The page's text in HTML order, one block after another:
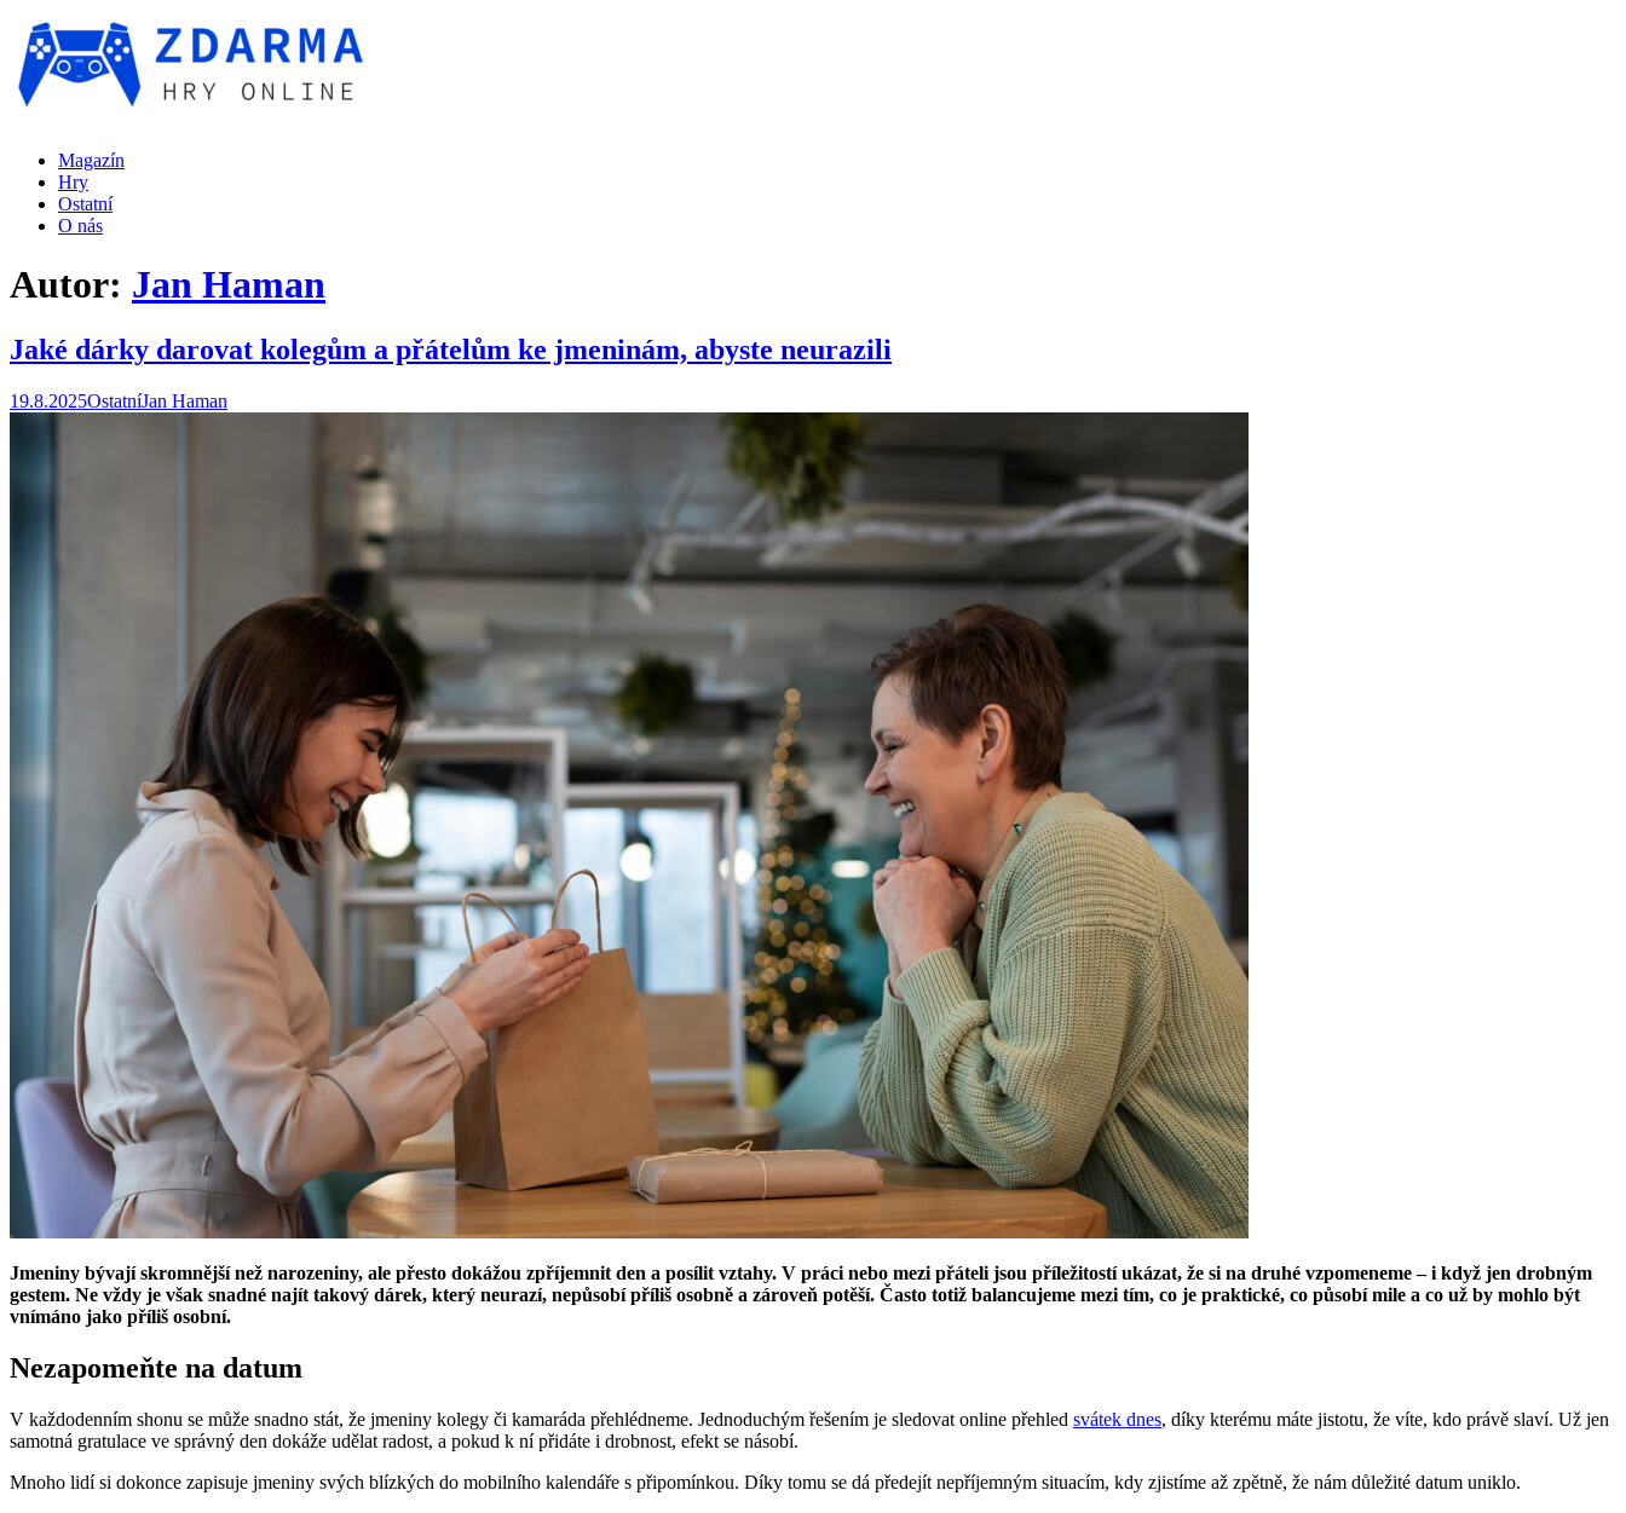
Magazín
Hry
Ostatní
O nás
Autor: Jan Haman
Jaké dárky darovat kolegům a přátelům ke jmeninám, abyste neurazili
19.8.2025OstatníJan Haman
Jmeniny bývají skromnější než narozeniny, ale přesto dokážou zpříjemnit den a posílit vztahy. V práci nebo mezi přáteli jsou příležitostí ukázat, že si na druhé vzpomeneme – i když jen drobným
gestem. Ne vždy je však snadné najít takový dárek, který neurazí, nepůsobí příliš osobně a zároveň potěší. Často totiž balancujeme mezi tím, co je praktické, co působí mile a co už by mohlo být
vnímáno jako příliš osobní.
Nezapomeňte na datum
V každodenním shonu se může snadno stát, že jmeniny kolegy či kamaráda přehlédneme. Jednoduchým řešením je sledovat online přehled svátek dnes, díky kterému máte jistotu, že víte, kdo právě slaví. Už jen
samotná gratulace ve správný den dokáže udělat radost, a pokud k ní přidáte i drobnost, efekt se násobí.
Mnoho lidí si dokonce zapisuje jmeniny svých blízkých do mobilního kalendáře s připomínkou. Díky tomu se dá předejít nepříjemným situacím, kdy zjistíme až zpětně, že nám důležité datum uniklo.